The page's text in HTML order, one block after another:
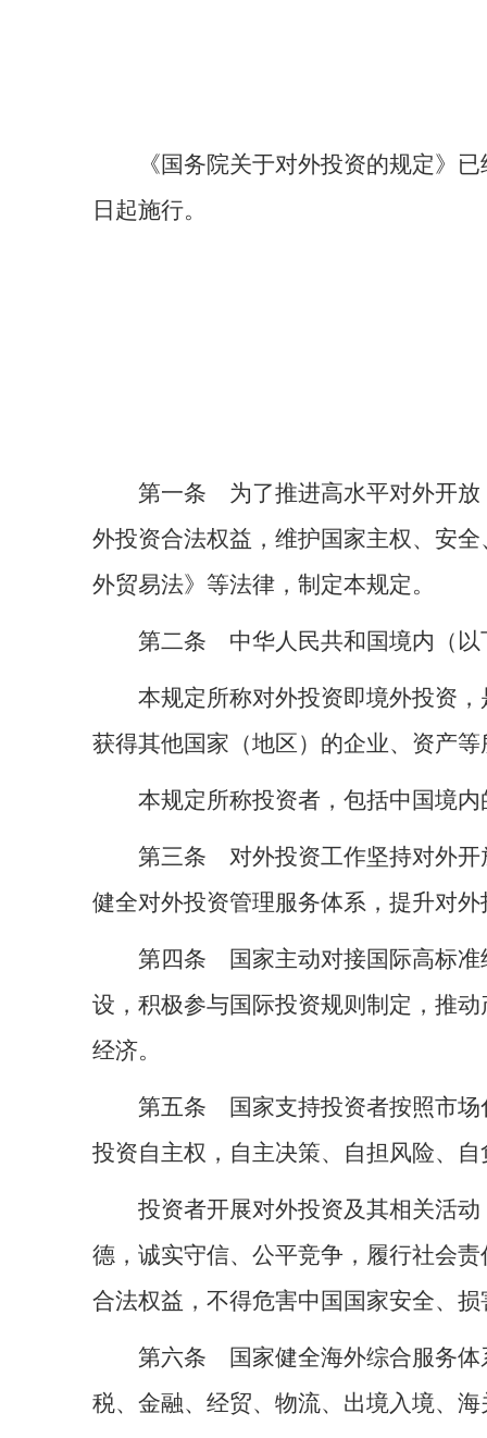
《国务院关于对外投资的规定》
日起施行。
第一条 为了推进高水平对外开放
外投资合法权益，维护国家主权、安
外贸易法》等法律，制定本规定。
第二条 中华人民共和国境内（以
本规定所称对外投资即境外投资
获得其他国家（地区）的企业、资产
本规定所称投资者，包括中国境
第三条 对外投资工作坚持对外开
健全对外投资管理服务体系，提升对
第四条 国家主动对接国际高标准
设，积极参与国际投资规则制定，推
经济。
第五条 国家支持投资者按照市场
投资自主权，自主决策、自担风险、自
投资者开展对外投资及其相关活
德，诚实守信、公平竞争，履行社会
合法权益，不得危害中国国家安全、
第六条 国家健全海外综合服务体
税、金融、经贸、物流、出境入境、